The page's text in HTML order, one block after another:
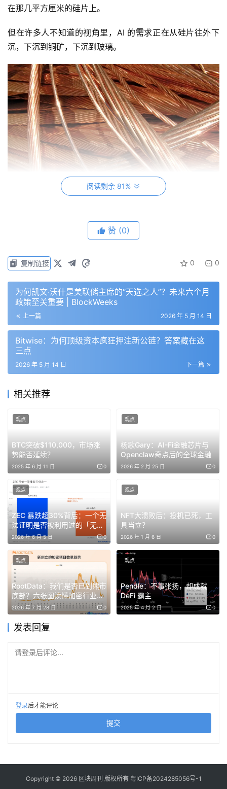
在那几平方厘米的硅片上。
但在许多人不知道的视角里，AI 的需求正在从硅片往外下
沉，下沉到铜矿，下沉到玻璃。
直接的看出来。
LME 三个月铜在 2026 年 5 月 11 日收于 13,943 美元/
吨，那是一个 LME 收盘历史新高，单日涨 2.7%。COMEX
铜 5 月 12 日触及 6.58 美元/磅的盘中新高。过去 12 个
月，铜涨了 41%。过去四周，铜涨了 10%。
年涨幅 43%，是 2009 年以来铜最好的一年。2026 年 1
了。这条曲线的形状，更像一个被重新发现的资产，正在被
Trafigura 是全球第二大金属贸易商。它的金属分析负责人
Graeme Train 给过一个非常精炼的需求拆解：未来十年额
外的 1,000 万吨铜消费里，三分之一来自电动车，三分之一
来自电力发电与输配电，剩下三分之一来自自动化、制造业
资本支出，以及数据中心的冷却系统。
而高盛在一份题为「AI and Defense Place the Power
Grid at the Center of Energy Security」的研报里，给出
了一个更锋利的论断：铜将成为 AI 时代的石油。高盛测
算，到 2030 年，全球电网与电力基础设施建设将贡献
60% 以上的铜需求增量。
听起来似乎有些夸张，但仔细想想是合理的。
铜的导电率是 100% IACS，在所有金属里仅次于银。但银
空间、热损耗更大。在数据中心机柜这种厘米级空间里，这
一个标准机柜 72 卡，整柜功耗超过 130kW。这种级别的
阅读剩余 81%
赞 (0)
0 0
复制链接
为何凯文·沃什是美联储主席的“天选之人”？未来六个月
政策至关重要 | BlockWeeks
上一篇 2026 年 5 月 14 日
Bitwise：为何顶级资本疯狂押注新公链？答案藏在这
三点
下一篇
2026 年 5 月 14 日
相关推荐
BTC突破$110,000，市场涨
势能否延续？
2025 年 6 月 11 日 0
观点
杨歌Gary：AI-Fi金融芯片与
Openclaw奇点后的全球金融
2026 年 2 月 25 日 0
观点
ZEC 暴跌超30%背后：一个无
法证明是否被利用过的「无限
增发」漏洞
2026 年 6 月 5 日 0
观点
NFT大溃败后：投机已死，工
具当立？
2026 年 1 月 6 日 0
观点
RootData：我们是否已到熊市
底部？六张图读懂加密行业周
期
2026 年 7 月 28 日 0
观点
Pendle：不事张扬，却成就
DeFi 霸主
2025 年 4 月 2 日 0
观点
发表回复
请登录后评论...
登录后才能评论
提交
Copyright © 2026 区块周刊 版权所有 粤ICP备2024285056号-1